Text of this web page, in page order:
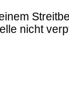
nicht